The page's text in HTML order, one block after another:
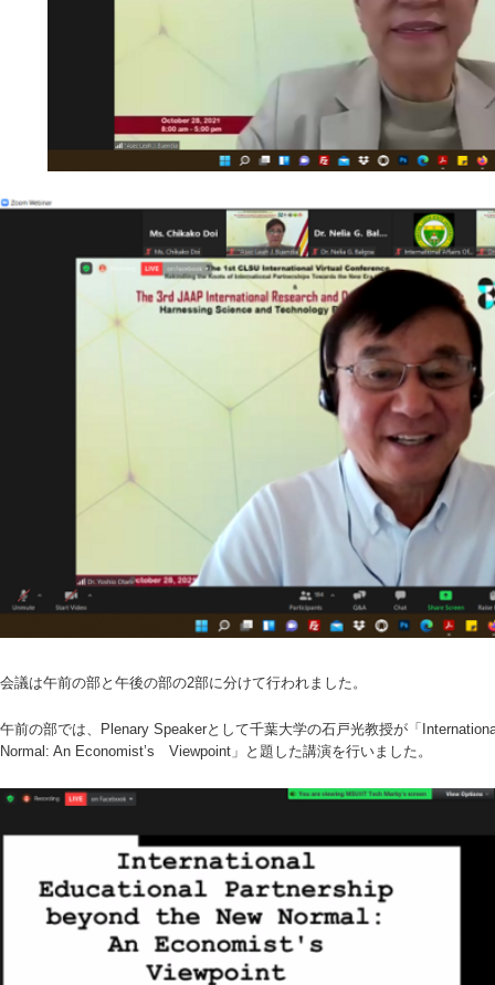
会議は午前の部と午後の部の2部に分けて行われました。
午前の部では、Plenary Speakerとして千葉大学の石戸光教授が「
Normal: An Economist’s Viewpoint」と題した講演を行いました。